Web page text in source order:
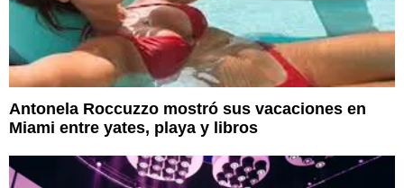
Antonela Roccuzzo mostró sus vacaciones en
Miami entre yates, playa y libros